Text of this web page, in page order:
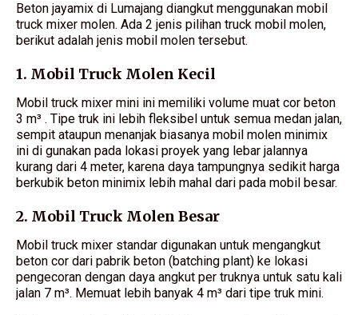
Beton jayamix di Lumajang diangkut menggunakan mobil
truck mixer molen. Ada 2 jenis pilihan truck mobil molen,
berikut adalah jenis mobil molen tersebut.
1. Mobil Truck Molen Kecil
Mobil truck mixer mini ini memiliki volume muat cor beton
3 m³ . Tipe truk ini lebih fleksibel untuk semua medan jalan,
sempit ataupun menanjak biasanya mobil molen minimix
ini di gunakan pada lokasi proyek yang lebar jalannya
kurang dari 4 meter, karena daya tampungnya sedikit harga
berkubik beton minimix lebih mahal dari pada mobil besar.
2. Mobil Truck Molen Besar
Mobil truck mixer standar digunakan untuk mengangkut
beton cor dari pabrik beton (batching plant) ke lokasi
pengecoran dengan daya angkut per truknya untuk satu kali
jalan 7 m³. Memuat lebih banyak 4 m³ dari tipe truk mini.